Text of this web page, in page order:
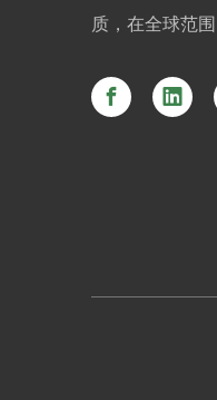
质，在全球范